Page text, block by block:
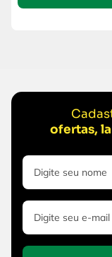
ofertas,